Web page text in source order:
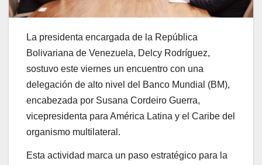
La presidenta encargada de la República
Bolivariana de Venezuela, Delcy Rodríguez,
sostuvo este viernes un encuentro con una
delegación de alto nivel del Banco Mundial (BM),
encabezada por Susana Cordeiro Guerra,
vicepresidenta para América Latina y el Caribe del
organismo multilateral.
Esta actividad marca un paso estratégico para la